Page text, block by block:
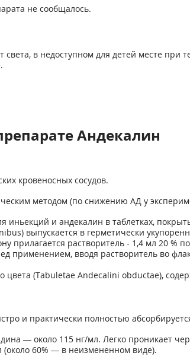
не сообщалось.
в недоступном для детей месте
Андекалин
кровеносных сосудов.
методом (по снижению АД у
и андекалин в таблетках,
выпускается в герметически
прилагается растворитель - 1,4 мл 20 %
применением, вводя растворитель во
цвета (Таbuletае Аndecalini оbductае),
и практически полностью
— около 115 нг/мл. Легко проникает
60% — в неизмененном виде).